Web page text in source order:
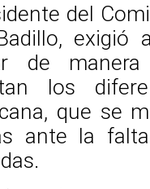
del
exigió
de
los
que se
ante la